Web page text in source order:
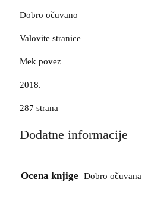
Dobro očuvano
Valovite stranice
Mek povez
2018.
287 strana
Dodatne informacije
Ocena knjige Dobro očuvana